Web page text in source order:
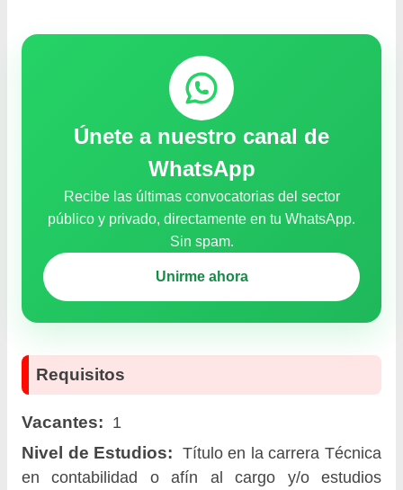
Únete a nuestro canal de
WhatsApp
Recibe las últimas convocatorias del sector
público y privado, directamente en tu WhatsApp.
Sin spam.
Unirme ahora
Requisitos
Vacantes: 1
Nivel de Estudios: Título en la carrera Técnica
en contabilidad o afín al cargo y/o estudios